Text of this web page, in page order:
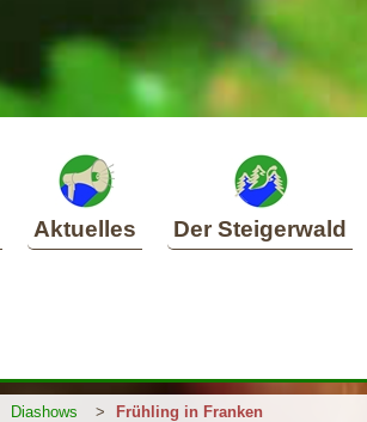
Aktuelles Der Steigerwald
Diashows > Frühling in Franken